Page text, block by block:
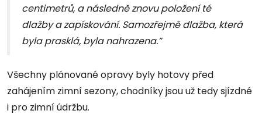
centimetrů, a následně znovu položení té
dlažby a zapískování. Samozřejmě dlažba, která
byla prasklá, byla nahrazena.”
Všechny plánované opravy byly hotovy před
zahájením zimní sezony, chodníky jsou už tedy sjízdné
i pro zimní údržbu.